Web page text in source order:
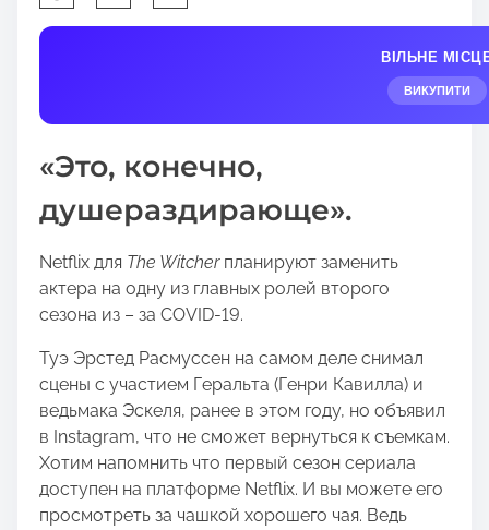
h
a
t
i
p
s
t
o
n
:
ВІЛЬНЕ
ВИКУПИТИ
«Это, конечно,
душераздирающе».
Netflix для The Witcherпланируют заменить
актера на одну из главных ролей второго
сезона из – за COVID-19.
Туэ Эрстед Расмуссен на самом деле снимал
сцены с участием Геральта (Генри Кавилла) и
ведьмака Эскеля, ранее в этом году, но объявил
в Instagram, что не сможет вернуться к съемкам.
Хотим напомнить что первый сезон сериала
доступен на платформе Netflix. И вы можете его
просмотреть за чашкой хорошего чая. Ведь